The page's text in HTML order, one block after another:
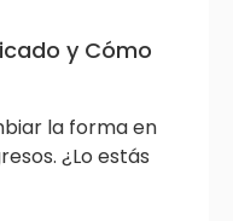
y Cómo
la forma en
¿Lo estás